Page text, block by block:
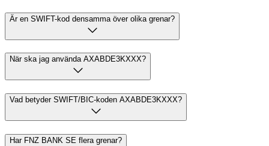
Är en SWIFT-kod densamma över olika grenar?
När ska jag använda AXABDE3KXXX?
Vad betyder SWIFT/BIC-koden AXABDE3KXXX?
Har FNZ BANK SE flera grenar?